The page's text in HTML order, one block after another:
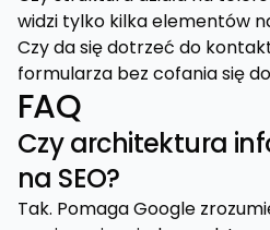
widzi tylko kilka elementów
Czy da się dotrzeć do
formularza bez cofania się
FAQ
Czy architektura
na SEO?
Tak. Pomaga Google